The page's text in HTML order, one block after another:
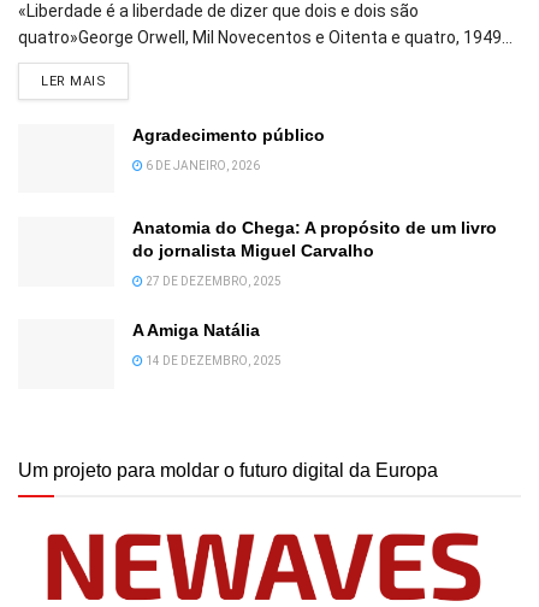
«Liberdade é a liberdade de dizer que dois e dois são
quatro»George Orwell, Mil Novecentos e Oitenta e quatro, 1949...
LER MAIS
Agradecimento público
6 DE JANEIRO, 2026
Anatomia do Chega: A propósito de um livro
do jornalista Miguel Carvalho
27 DE DEZEMBRO, 2025
A Amiga Natália
14 DE DEZEMBRO, 2025
Um projeto para moldar o futuro digital da Europa